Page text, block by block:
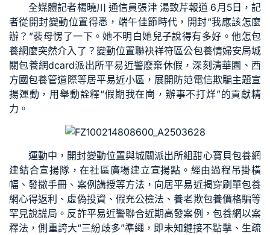
全媒體記者楊曉川 通信員張津 湯致芹報道 6月5日，記
者從開封變動位置得悉，端午佳節時代，開封“我應該怎麼
辦？”裴母愣了一下。她不明白她兒子說得有多好。他怎包
養網麼突然介入了？變動位置聯袂祥符區公包養情婦安局城
關包養網dcard派出所平易近警廢棄休假，深刻清華園、西
方國包養管道際等居平易近小區，展開防范電信欺騙主題宣
揚運動，用舉動詮釋“假期我在崗，辦事不打烊”的貢獻精
力。
運動中，開封變動位置與城關派出所組甜心寶貝包養網
建結合宣揚隊，在社區廣場建立宣揚點。經由過程吊掛橫
幅、發撒手冊、案例講授等方法，向居平易近揭穿刷單包養
網心得返利、虛偽投資、假充公檢法、養老欺包養價格騙等
罕見說謊局。反詐平易近警聯合近期高發案例， 包養網以案
釋法，側重誇大“三紛歧多”準繩，即未知鏈接不點擊、生疏